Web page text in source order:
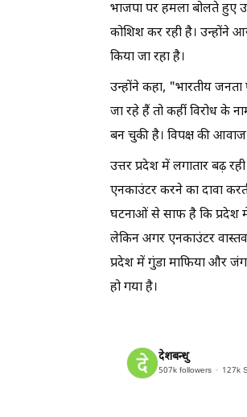
भाजपा पर हमला बोलते हुए
कोशिश कर रही है। उन्होंने
किया जा रहा है।
उन्होंने कहा, "भारतीय
जा रहे हैं तो कहीं विरोध के
बन चुकी है। विपक्ष की
उत्तर प्रदेश में लगातार बढ़
एनकाउंटर करने का दावा
घटनाओं से साफ है कि प्रदेश
लेकिन अगर एनकाउंटर
प्रदेश में गुंडा माफिया और
हो गया है।
देशबन्धु
507k followers 127k